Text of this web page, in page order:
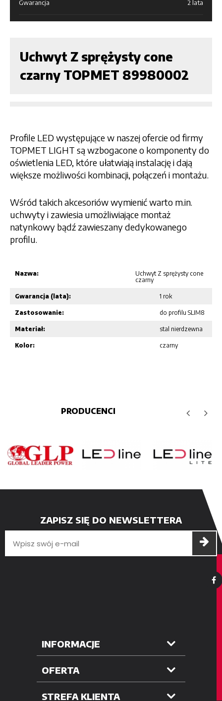
Gwarancja 2 lata
Uchwyt Z sprężysty cone
czarny TOPMET 89980002
Profile LED występujące w naszej ofercie od firmy
TOPMET LIGHT są wzbogacone o komponenty do
oświetlenia LED, które ułatwiają instalację i dają
większe możliwości kombinacji, połączeń i montażu.
Wśród takich akcesoriów wymienić warto m.in.
uchwyty i zawiesia umożliwiające montaż
natynkowy bądź zawieszany dedykowanego
profilu.
Nazwa:
Uchwyt Z sprężysty cone
czarny
Gwarancja (lata): 1 rok
Zastosowanie: do profilu SLIM8
Materiał: stal nierdzewna
Kolor: czarny
PRODUCENCI
ZAPISZ SIĘ DO NEWSLETTERA
INFORMACJE
OFERTA
STREFA KLIENTA